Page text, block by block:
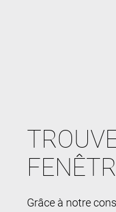
Grâce à notre